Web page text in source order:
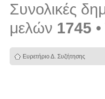
Συνολικές
μελών 1745
Ευρετήριο Δ. Συζήτησης